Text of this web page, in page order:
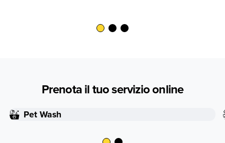
Prenota il tuo servizio online
Pet Wash